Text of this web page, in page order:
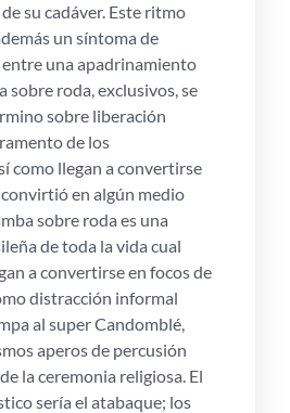
su cadáver. Este ritmo
un síntoma de
una apadrinamiento
sobre roda, exclusivos, se
sobre liberación
de los
como llegan a convertirse
en algún medio
sobre roda es una
de toda la vida cual
a convertirse en focos de
distracción informal
al super Candomblé,
aperos de percusión
la ceremonia religiosa. El
serí­a el atabaque; los